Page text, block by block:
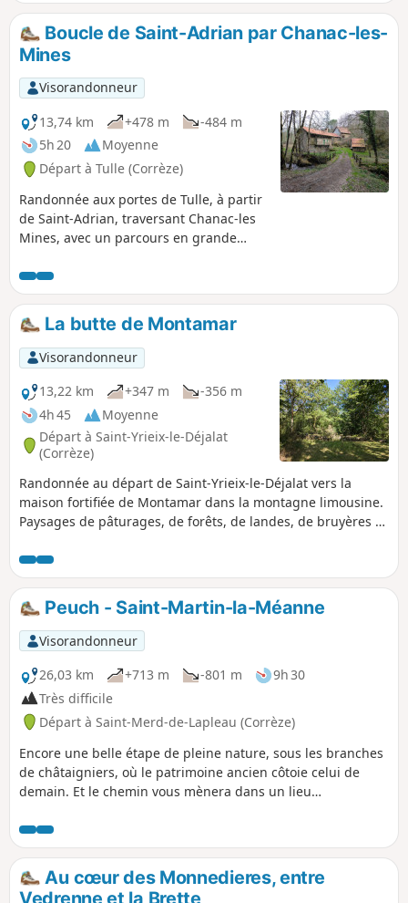
Boucle de Saint-Adrian par Chanac-les-
Mines
Visorandonneur
13,74 km
+478 m
-484 m
5h 20
Moyenne
Départ à Tulle (Corrèze)
Randonnée aux portes de Tulle, à partir
de Saint-Adrian, traversant Chanac-les
Mines, avec un parcours en grande
La butte de Montamar
Visorandonneur
13,22 km
+347 m
-356 m
4h 45
Moyenne
Départ à Saint-Yrieix-le-Déjalat
(Corrèze)
Randonnée au départ de Saint-Yrieix-le-Déjalat vers la
maison fortifiée de Montamar dans la montagne limousine.
Paysages de pâturages, de forêts, de landes, de bruyères et
avant de la franchir pour prendre de la hauteur vers le Puy
Lignou.
Peuch - Saint-Martin-la-Méanne
Visorandonneur
26,03 km
+713 m -801 m
9h 30
Très difficile
Départ à Saint-Merd-de-Lapleau (Corrèze)
Encore une belle étape de pleine nature, sous les branches
de châtaigniers, où le patrimoine ancien côtoie celui de
demain. Et le chemin vous mènera dans un lieu
Au cœur des Monnedieres, entre